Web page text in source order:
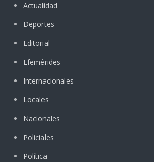
Actualidad
Deportes
Editorial
Efemérides
Internacionales
Locales
Nacionales
Policiales
Política